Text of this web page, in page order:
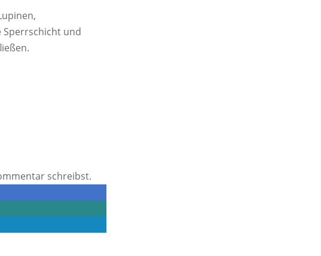
und
schreibst.